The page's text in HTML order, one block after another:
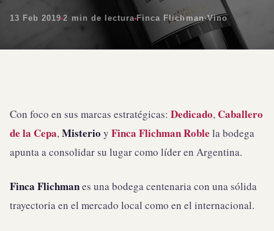
13 Feb 2019 2 min de lectura Finca Flichman·Vino
Con foco en sus marcas estratégicas: Dedicado, Caballero
de la Cepa, Misterio y Finca Flichman Roble la bodega
apunta a consolidar su lugar como líder en Argentina.
Finca Flichmanes una bodega centenaria con una sólida
trayectoria en el mercado local como en el internacional.